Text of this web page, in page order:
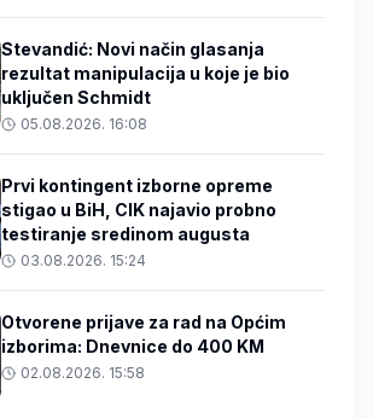
Stevandić: Novi način glasanja
rezultat manipulacija u koje je bio
uključen Schmidt
05.08.2026. 16:08
Prvi kontingent izborne opreme
stigao u BiH, CIK najavio probno
testiranje sredinom augusta
03.08.2026. 15:24
Otvorene prijave za rad na Općim
izborima: Dnevnice do 400 KM
02.08.2026. 15:58